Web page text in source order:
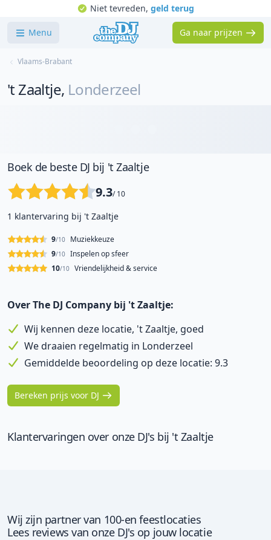
Niet tevreden, geld terug
Menu Ga naar prijzen
Vlaams-Brabant
't Zaaltje, Londerzeel
Boek de beste DJ bij 't Zaaltje
9.3/ 10
1 klantervaring bij 't Zaaltje
Muziekkeuze
9/10
Inspelen op sfeer
9/10
Vriendelijkheid & service
10/10
Over The DJ Company bij 't Zaaltje:
Wij kennen deze locatie, 't Zaaltje, goed
We draaien regelmatig in Londerzeel
Gemiddelde beoordeling op deze locatie: 9.3
Bereken prijs voor DJ
Klantervaringen over onze DJ's bij 't Zaaltje
Wij zijn partner van 100-en feestlocaties
Lees reviews van onze DJ's op jouw locatie